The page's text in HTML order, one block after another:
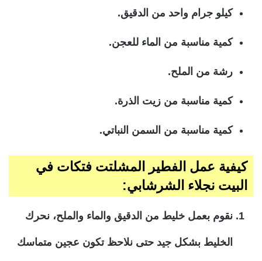
كيلو جرام واحد من الدقيق.
كمية مناسبة من الماء للعجن.
رشة من الملح.
كمية مناسبة من زيت الذرة.
كمية مناسبة من السمن النباتي.
كيفية عمل الفطير المشلتت فتكات في
البيت نجلاء الشرشابي:
نقوم بعمل خليط من الدقيق والماء والملح، نحرك
الخليط بشكل جيد حتى نلاحظ تكون عجين متماسك